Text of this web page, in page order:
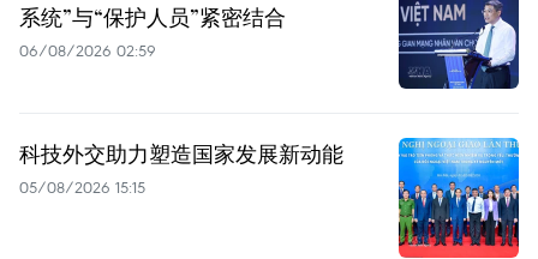
系统”与“保护人员”紧密结合
06/08/2026 02:59
科技外交助力塑造国家发展新动能
05/08/2026 15:15